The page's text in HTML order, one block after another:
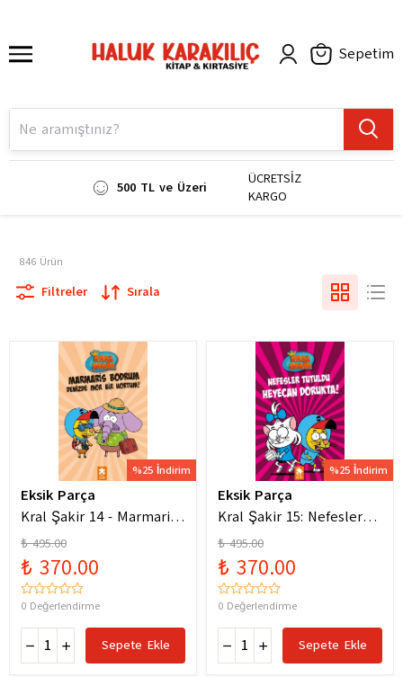
Sepetim
500 TL ve Üzeri
ÜCRETSİZ
KARGO
846 Ürün
Filtreler Sırala
%25 İndirim
Eksik Parça
Kral Şakir 14 - Marmaris
Bodrum Denizde Mor Bir
Hortum
₺ 495.00
₺ 370.00
0 Değerlendirme
Sepete Ekle
%25 İndirim
Eksik Parça
Kral Şakir 15: Nefesler
Tutuldu Heyecan Dorukta
₺ 495.00
₺ 370.00
0 Değerlendirme
Sepete Ekle